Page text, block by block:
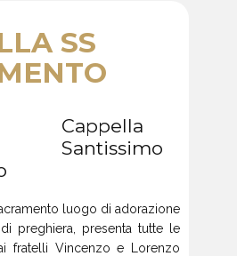
SS
Cappella
Santissimo
luogo di adorazione
preghiera, presenta tutte le
fratelli Vincenzo e Lorenzo